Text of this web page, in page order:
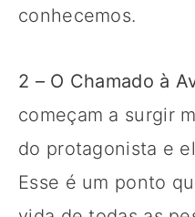
conhecemos.
2 – O Chamado à
começam a surgir
do protagonista e
Esse é um ponto